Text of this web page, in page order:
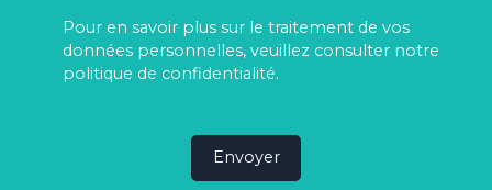
Pour en savoir plus sur le traitement de vos
données personnelles, veuillez consulter notre
politique de confidentialité.
Envoyer